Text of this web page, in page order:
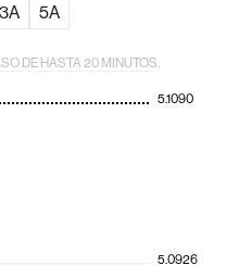
3A 5A
DE HASTA 20 MINUTOS.
5.0926
5.1090